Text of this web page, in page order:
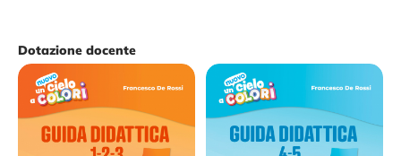
Dotazione docente